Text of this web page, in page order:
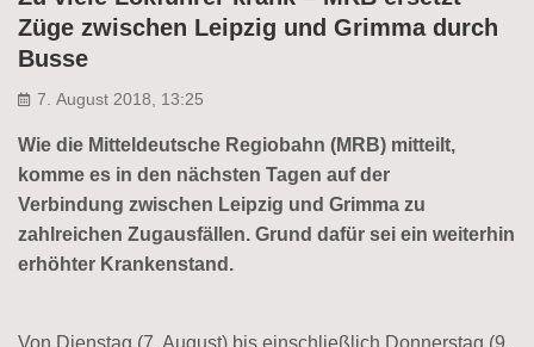
Züge zwischen Leipzig und Grimma durch
Busse
7. August 2018, 13:25
Wie die Mitteldeutsche Regiobahn (MRB) mitteilt,
komme es in den nächsten Tagen auf der
Verbindung zwischen Leipzig und Grimma zu
zahlreichen Zugausfällen. Grund dafür sei ein weiterhin
erhöhter Krankenstand.
Von Dienstag (7. August) bis einschließlich Donnerstag (9.